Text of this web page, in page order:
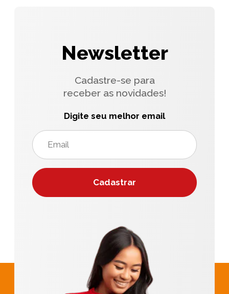
Newsletter
Cadastre-se para
receber as novidades!
Digite seu melhor email